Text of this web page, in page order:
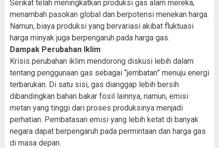
Serikat telah meningkatkan produksi gas alam mereka,
menambah pasokan global dan berpotensi menekan harga.
Namun, biaya produksi yang bervariasi akibat fluktuasi
harga minyak juga berpengaruh pada harga gas.
Dampak Perubahan Iklim
Krisis perubahan iklim mendorong diskusi lebih dalam
tentang penggunaan gas sebagai “jembatan” menuju energi
terbarukan. Di satu sisi, gas dianggap lebih bersih
dibandingkan bahan bakar fosil lainnya, namun, emisi
metan yang tinggi dari proses produksinya menjadi
perhatian. Pembatasan emisi yang lebih ketat di banyak
negara dapat berpengaruh pada permintaan dan harga gas
di masa depan.